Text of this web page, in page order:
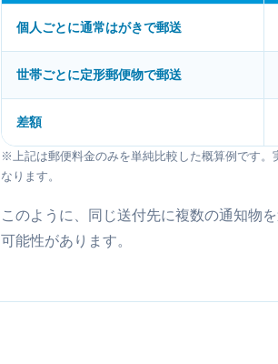
個人ごとに通常はがきで郵送
世帯ごとに定形郵便物で郵送
差額
※上記は郵便料金のみを単純比較した概算例です
なります。
このように、同じ送付先に複数の通知物
可能性があります。